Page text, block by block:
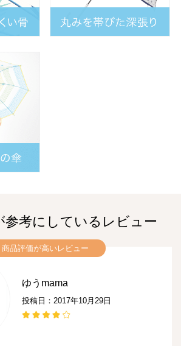
参考にしているレビュー
商品評価が高いレビュー
ゆうmama
投稿日：2017年10月29日